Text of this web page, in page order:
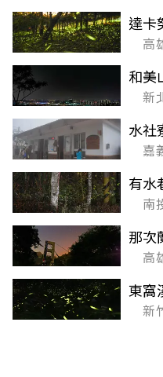
達卡
高
和美
新
水社
嘉
有水
南
那次
高
東窩
新